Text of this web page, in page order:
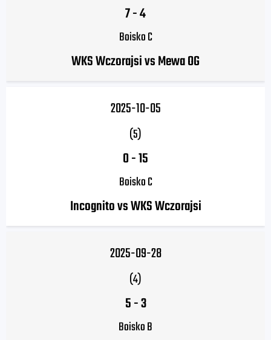
7-4
Boisko C
WKS Wczorajsi vs Mewa OG
2025-10-05
(5)
0-15
Boisko C
Incognito vs WKS Wczorajsi
2025-09-28
(4)
5-3
Boisko B